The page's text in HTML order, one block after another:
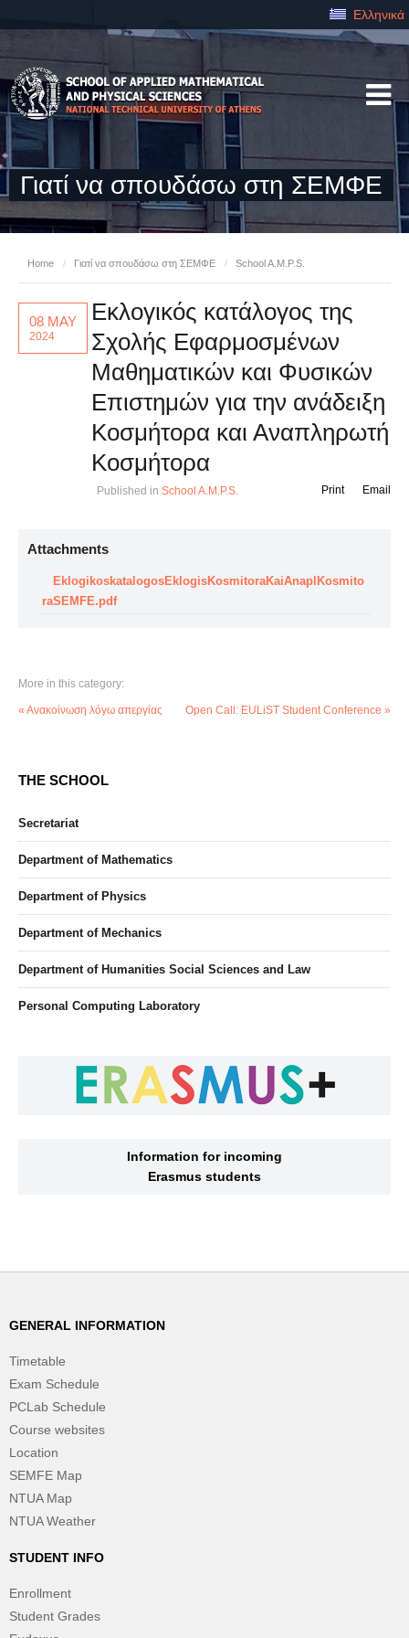
Ελληνικά
Γιατί να σπουδάσω στη ΣΕΜΦΕ
Home / Γιατί να σπουδάσω στη ΣΕΜΦΕ / School A.M.P.S.
08 MAY
2024
Εκλογικός κατάλογος της
Σχολής Εφαρμοσμένων
Μαθηματικών και Φυσικών
Επιστημών για την ανάδειξη
Κοσμήτορα και Αναπληρωτή
Κοσμήτορα
Published in School A.M.P.S. Email
Print
Attachments
EklogikoskatalogosEklogisKosmitoraKaiAnaplKosmito
raSEMFE.pdf
More in this category:
« Ανακοίνωση λόγω απεργίας Open Call: EULiST Student Conference »
THE SCHOOL
Secretariat
Department of Mathematics
Department of Physics
Department of Mechanics
Department of Humanities Social Sciences and Law
Personal Computing Laboratory
Information for incoming
Erasmus students
GENERAL INFORMATION
Timetable
Exam Schedule
PCLab Schedule
Course websites
Location
SEMFE Map
NTUA Map
NTUA Weather
STUDENT INFO
Enrollment
Student Grades